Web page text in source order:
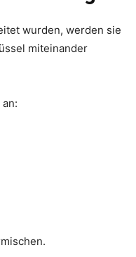
wurden, werden sie
miteinander